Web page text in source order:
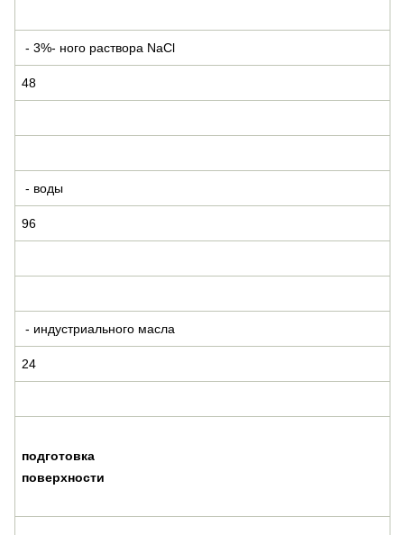
- 3%- ного раствора NaCl
48
- воды
96
- индустриального масла
24
подготовка
поверхности